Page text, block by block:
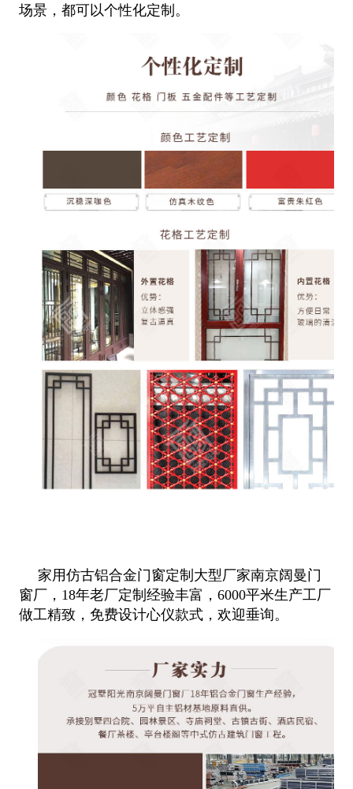
场景，都可以个性化定制。
家用仿古铝合金门窗定制大型厂家南京阔曼门
窗厂，18年老厂定制经验丰富，6000平米生产工厂
做工精致，免费设计心仪款式，欢迎垂询。